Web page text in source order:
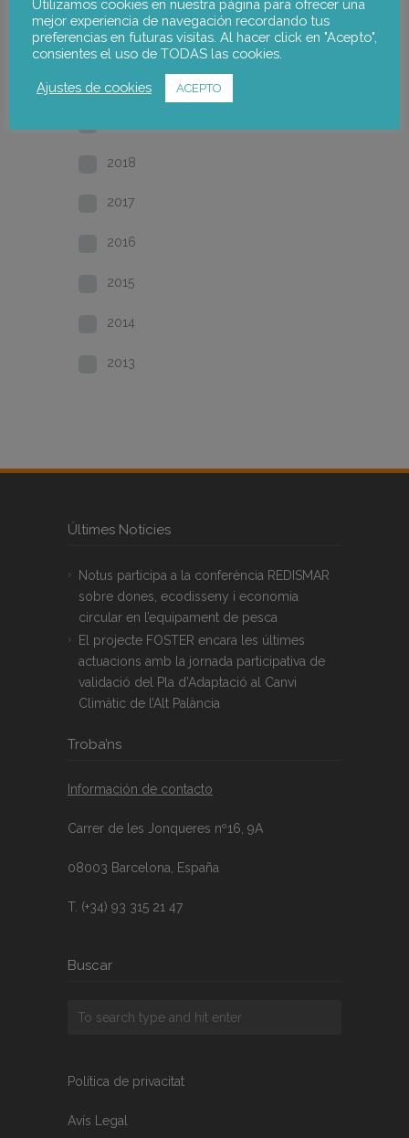
2021
2020
2018
2017
2016
2015
2014
2013
Últimes Notícies
Notus participa a la conferència REDISMAR
sobre dones, ecodisseny i economia
circular en l’equipament de pesca
El projecte FOSTER encara les últimes
actuacions amb la jornada participativa de
validació del Pla d’Adaptació al Canvi
Climàtic de l’Alt Palància
Troba’ns
Información de contacto
Carrer de les Jonqueres nº16, 9A
08003 Barcelona, España
T. (+34) 93 315 21 47
Buscar
Política de privacitat
Avís Legal
Utilizamos cookies en nuestra página para ofrecer una
mejor experiencia de navegación recordando tus
preferencias en futuras visitas. Al hacer click en "Acepto",
consientes el uso de TODAS las cookies.
Ajustes de cookies ACEPTO